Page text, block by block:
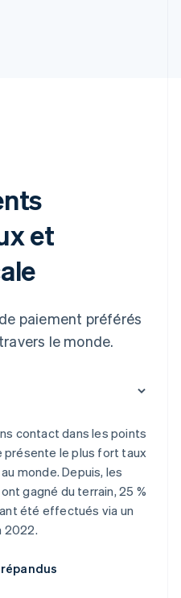
et
paiement préférés
le monde.
contact dans les points
présente le plus fort taux
monde. Depuis, les
gagné du terrain, 25 %
été effectués via un
2022.
English